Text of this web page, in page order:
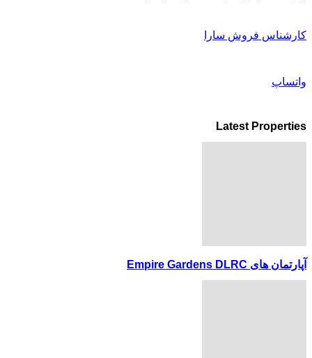
کارشناس فروش سارا
واتساپ
Latest Properties
آپارتمان های Empire Gardens DLRC